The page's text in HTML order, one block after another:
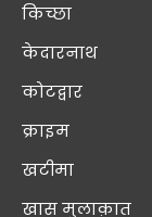
किच्छा
केदारनाथ
कोटद्वार
क्राइम
खटीमा
खास मुलाक़ात